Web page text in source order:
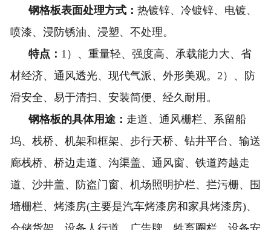
钢格板表面处理方式： 热镀锌、冷镀锌、电镀、
喷漆、浸防锈油、浸塑、不处理。
特点： 1）、重量轻、强度高、承载能力大、省
材经济、通风透光、现代气派、外形美观。2）、防
滑安全、易于清扫、安装简便、经久耐用。
钢格板的具体用途： 走道、通风栅栏、系留船
坞、栈桥、机架和框架、步行天桥、钻井平台、输送
廊栈桥、桥边走道、沟渠盖、通风窗、铁道跨越走
道、沙井盖、防盗门窗、机场照明护栏、拦污栅、围
墙栅栏、烤漆房(主要是汽车烤漆房和家具烤漆房)、